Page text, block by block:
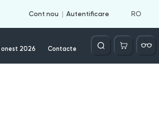
Cont nou Autentificare RO
2026 Contacte
Căutare